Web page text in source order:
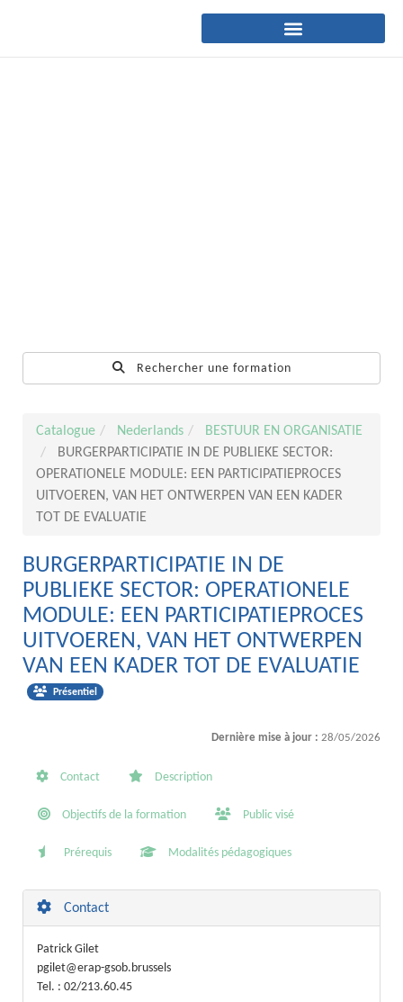
Rechercher une formation
Catalogue Nederlands
BESTUUR EN ORGANISATIE
BURGERPARTICIPATIE IN DE PUBLIEKE SECTOR:
OPERATIONELE MODULE: EEN PARTICIPATIEPROCES
UITVOEREN, VAN HET ONTWERPEN VAN EEN KADER
TOT DE EVALUATIE
BURGERPARTICIPATIE IN DE
PUBLIEKE SECTOR: OPERATIONELE
MODULE: EEN PARTICIPATIEPROCES
UITVOEREN, VAN HET ONTWERPEN
VAN EEN KADER TOT DE EVALUATIE
Présentiel
Dernière mise à jour : 28/05/2026
Contact Description
Objectifs de la formation Public visé
Prérequis Modalités pédagogiques
Contact
Patrick Gilet
pgilet@erap-gsob.brussels
Tel. : 02/213.60.45